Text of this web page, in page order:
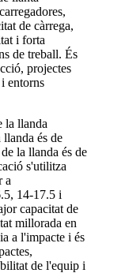
de càrrega,
i forta
de treball. És
projectes
entorns
la llanda
és de
la llanda és de
s'utilitza
a
14-17.5 i
capacitat de
millorada en
a l'impacte i és
de l'equip i